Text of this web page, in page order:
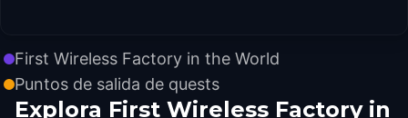
First Wireless Factory in the World
Puntos de salida de quests
Explora First Wireless Factory in